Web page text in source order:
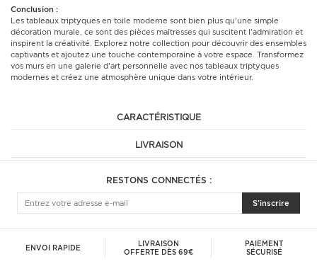
Conclusion :
Les tableaux triptyques en toile moderne sont bien plus qu'une simple
décoration murale, ce sont des pièces maîtresses qui suscitent l'admiration et
inspirent la créativité. Explorez notre collection pour découvrir des ensembles
captivants et ajoutez une touche contemporaine à votre espace. Transformez
vos murs en une galerie d'art personnelle avec nos tableaux triptyques
modernes et créez une atmosphère unique dans votre intérieur.
CARACTÉRISTIQUE
LIVRAISON
RESTONS CONNECTÉS :
S'inscrire
ENVOI RAPIDE
LIVRAISON
OFFERTE DÈS 69€
PAIEMENT
SÉCURISÉ